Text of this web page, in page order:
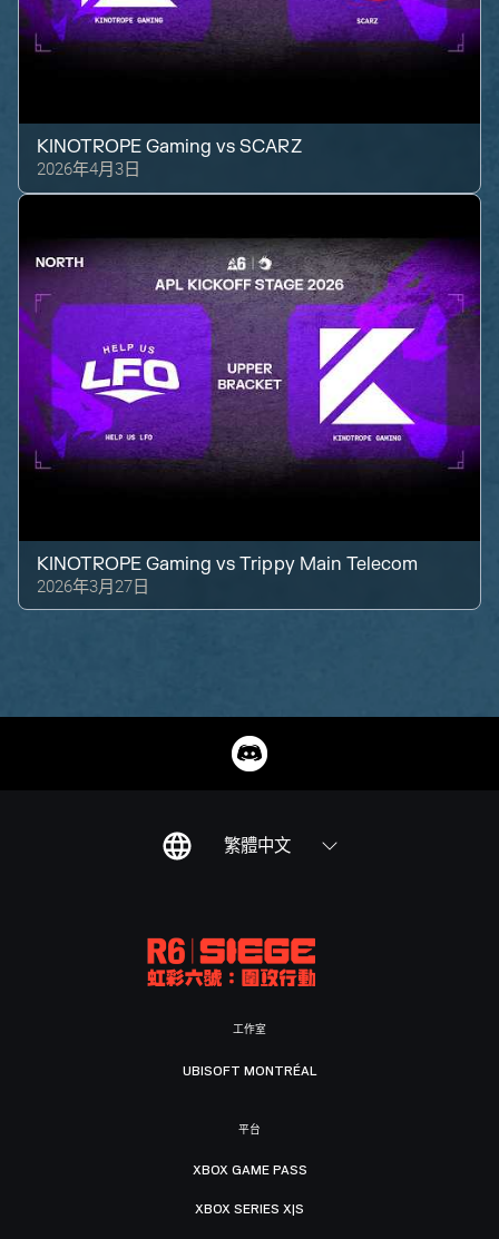
KINOTROPE Gaming vsSCARZ
2026年4月3日
KINOTROPE Gaming vsTrippy Main Telecom
2026年3月27日
繁體中文
工作室
UBISOFT MONTRÉAL
平台
XBOX GAME PASS
XBOX SERIES X|S